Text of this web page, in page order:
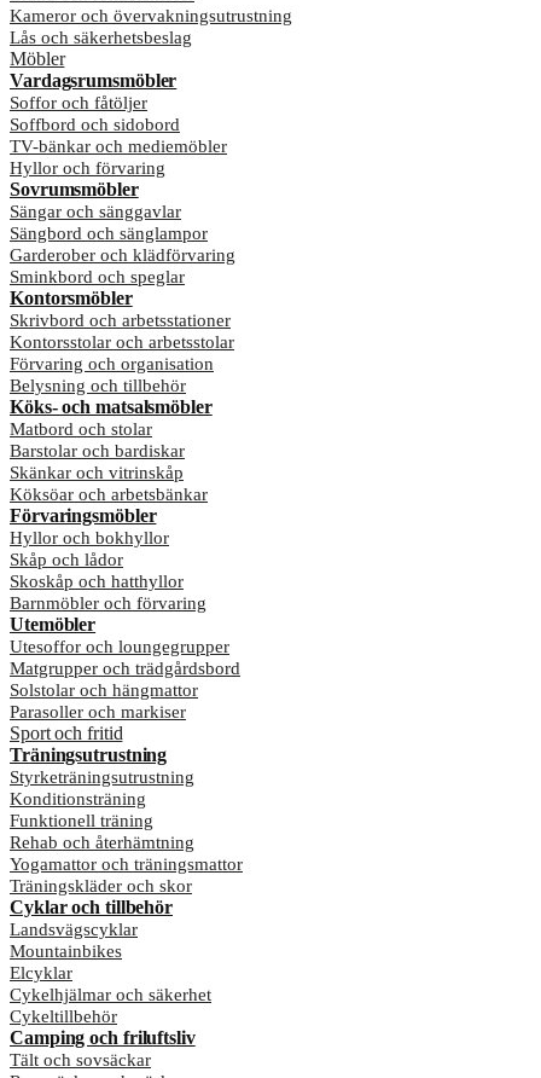
Kameror och övervakningsutrustning
Lås och säkerhetsbeslag
Möbler
Vardagsrumsmöbler
Soffor och fåtöljer
Soffbord och sidobord
TV-bänkar och mediemöbler
Hyllor och förvaring
Sovrumsmöbler
Sängar och sänggavlar
Sängbord och sänglampor
Garderober och klädförvaring
Sminkbord och speglar
Kontorsmöbler
Skrivbord och arbetsstationer
Kontorsstolar och arbetsstolar
Förvaring och organisation
Belysning och tillbehör
Köks- och matsalsmöbler
Matbord och stolar
Barstolar och bardiskar
Skänkar och vitrinskåp
Köksöar och arbetsbänkar
Förvaringsmöbler
Hyllor och bokhyllor
Skåp och lådor
Skoskåp och hatthyllor
Barnmöbler och förvaring
Utemöbler
Utesoffor och loungegrupper
Matgrupper och trädgårdsbord
Solstolar och hängmattor
Parasoller och markiser
Sport och fritid
Träningsutrustning
Styrketräningsutrustning
Konditionsträning
Funktionell träning
Rehab och återhämtning
Yogamattor och träningsmattor
Träningskläder och skor
Cyklar och tillbehör
Landsvägscyklar
Mountainbikes
Elcyklar
Cykelhjälmar och säkerhet
Cykeltillbehör
Camping och friluftsliv
Tält och sovsäckar